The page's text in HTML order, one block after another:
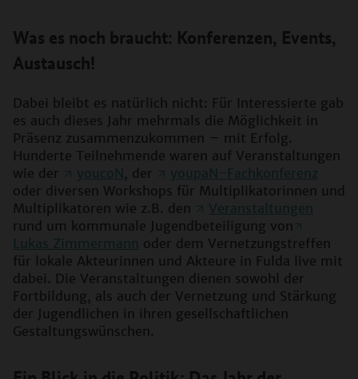
Was es noch braucht: Konferenzen, Events,
Austausch!
Dabei bleibt es natürlich nicht: Für Interessierte gab
es auch dieses Jahr mehrmals die Möglichkeit in
Präsenz zusammenzukommen – mit Erfolg.
Hunderte Teilnehmende waren auf Veranstaltungen
wie der
youcoN , der
youpaN-Fachkonferenz
oder diversen Workshops für Multiplikatorinnen und
Multiplikatoren wie z.B. den
Veranstaltungen
rund um kommunale Jugendbeteiligung von
Lukas Zimmermann oder dem Vernetzungstreffen
für lokale Akteurinnen und Akteure in Fulda live mit
dabei. Die Veranstaltungen dienen sowohl der
Fortbildung, als auch der Vernetzung und Stärkung
der Jugendlichen in ihren gesellschaftlichen
Gestaltungswünschen.